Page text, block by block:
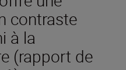
contraste
à la
(rapport de